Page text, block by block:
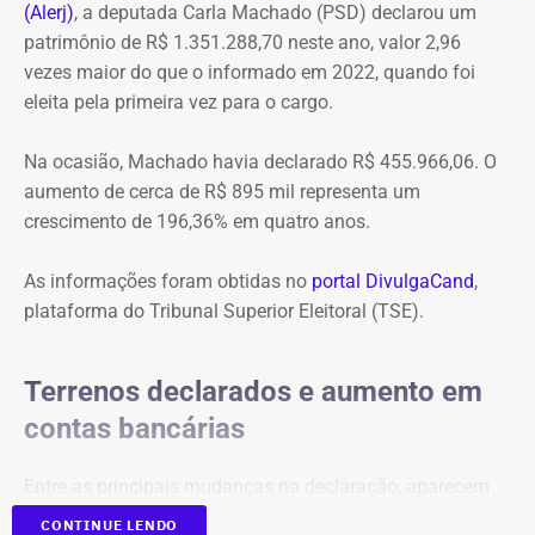
(Alerj), a deputada Carla Machado (PSD) declarou um
patrimônio de R$ 1.351.288,70 neste ano, valor 2,96
vezes maior do que o informado em 2022, quando foi
eleita pela primeira vez para o cargo.
Na ocasião, Machado havia declarado R$ 455.966,06. O
aumento de cerca de R$ 895 mil representa um
crescimento de 196,36% em quatro anos.
As informações foram obtidas no portal DivulgaCand,
plataforma do Tribunal Superior Eleitoral (TSE).
Terrenos declarados e aumento em
contas bancárias
dois terrenos, avaliados em R$ 50 mil e R$ 100 mil, além
CONTINUE LENDO